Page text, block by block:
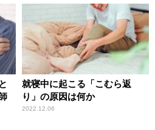
就寝中に起こる「こむら返
り」の原因は何か
2022.12.06